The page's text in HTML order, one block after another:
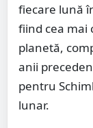
fiecare lună
fiind cea mai
planetă,
anii
pentru
lunar.